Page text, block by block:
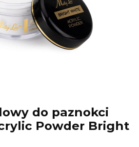
do paznokci
Powder Bright